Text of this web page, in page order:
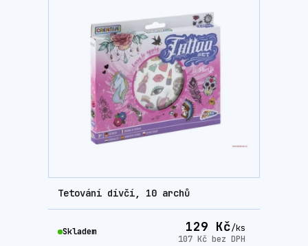
Tetování dívčí, 10 archů
129 Kč/ks
107 Kč bez DPH
Skladem